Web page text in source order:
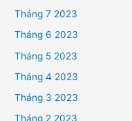
Tháng 7 2023
Tháng 6 2023
Tháng 5 2023
Tháng 4 2023
Tháng 3 2023
Tháng 2 2023